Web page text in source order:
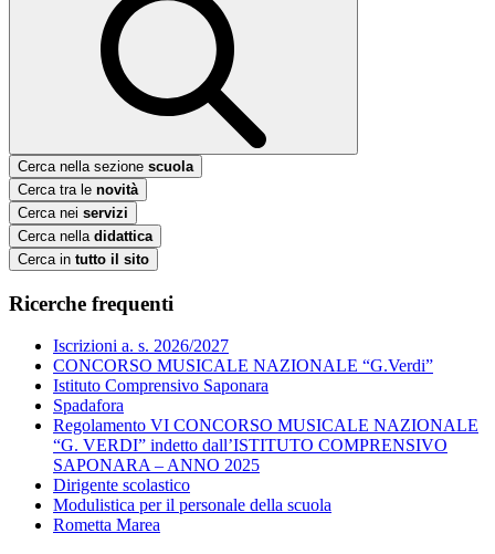
Cerca nella sezione scuola
Cerca tra le novità
Cerca nei servizi
Cerca nella didattica
Cerca in tutto il sito
Ricerche frequenti
Iscrizioni a. s. 2026/2027
CONCORSO MUSICALE NAZIONALE “G.Verdi”
Istituto Comprensivo Saponara
Spadafora
Regolamento VI CONCORSO MUSICALE NAZIONALE
“G. VERDI” indetto dall’ISTITUTO COMPRENSIVO
SAPONARA – ANNO 2025
Dirigente scolastico
Modulistica per il personale della scuola
Rometta Marea